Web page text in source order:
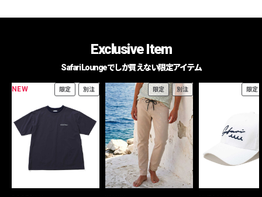
Exclusive Item
Safari Loungeでしか買えない限定アイテム
NEW 限定 別注 限定 別注 限定